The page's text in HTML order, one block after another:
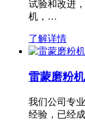
试验和改进
机，…
了解详情
雷蒙磨粉机
我们公司专
经验，已经